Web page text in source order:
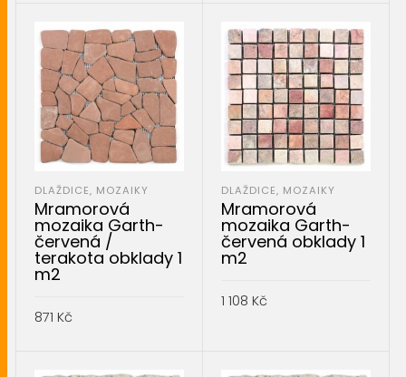
DLAŽDICE, MOZAIKY
Mramorová
mozaika Garth-
červená /
terakota obklady 1
m2
871 Kč
DLAŽDICE, MOZAIKY
Mramorová
mozaika Garth-
červená obklady 1
m2
1 108 Kč